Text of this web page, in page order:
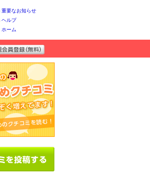
重要なお知らせ
ヘルプ
ホーム